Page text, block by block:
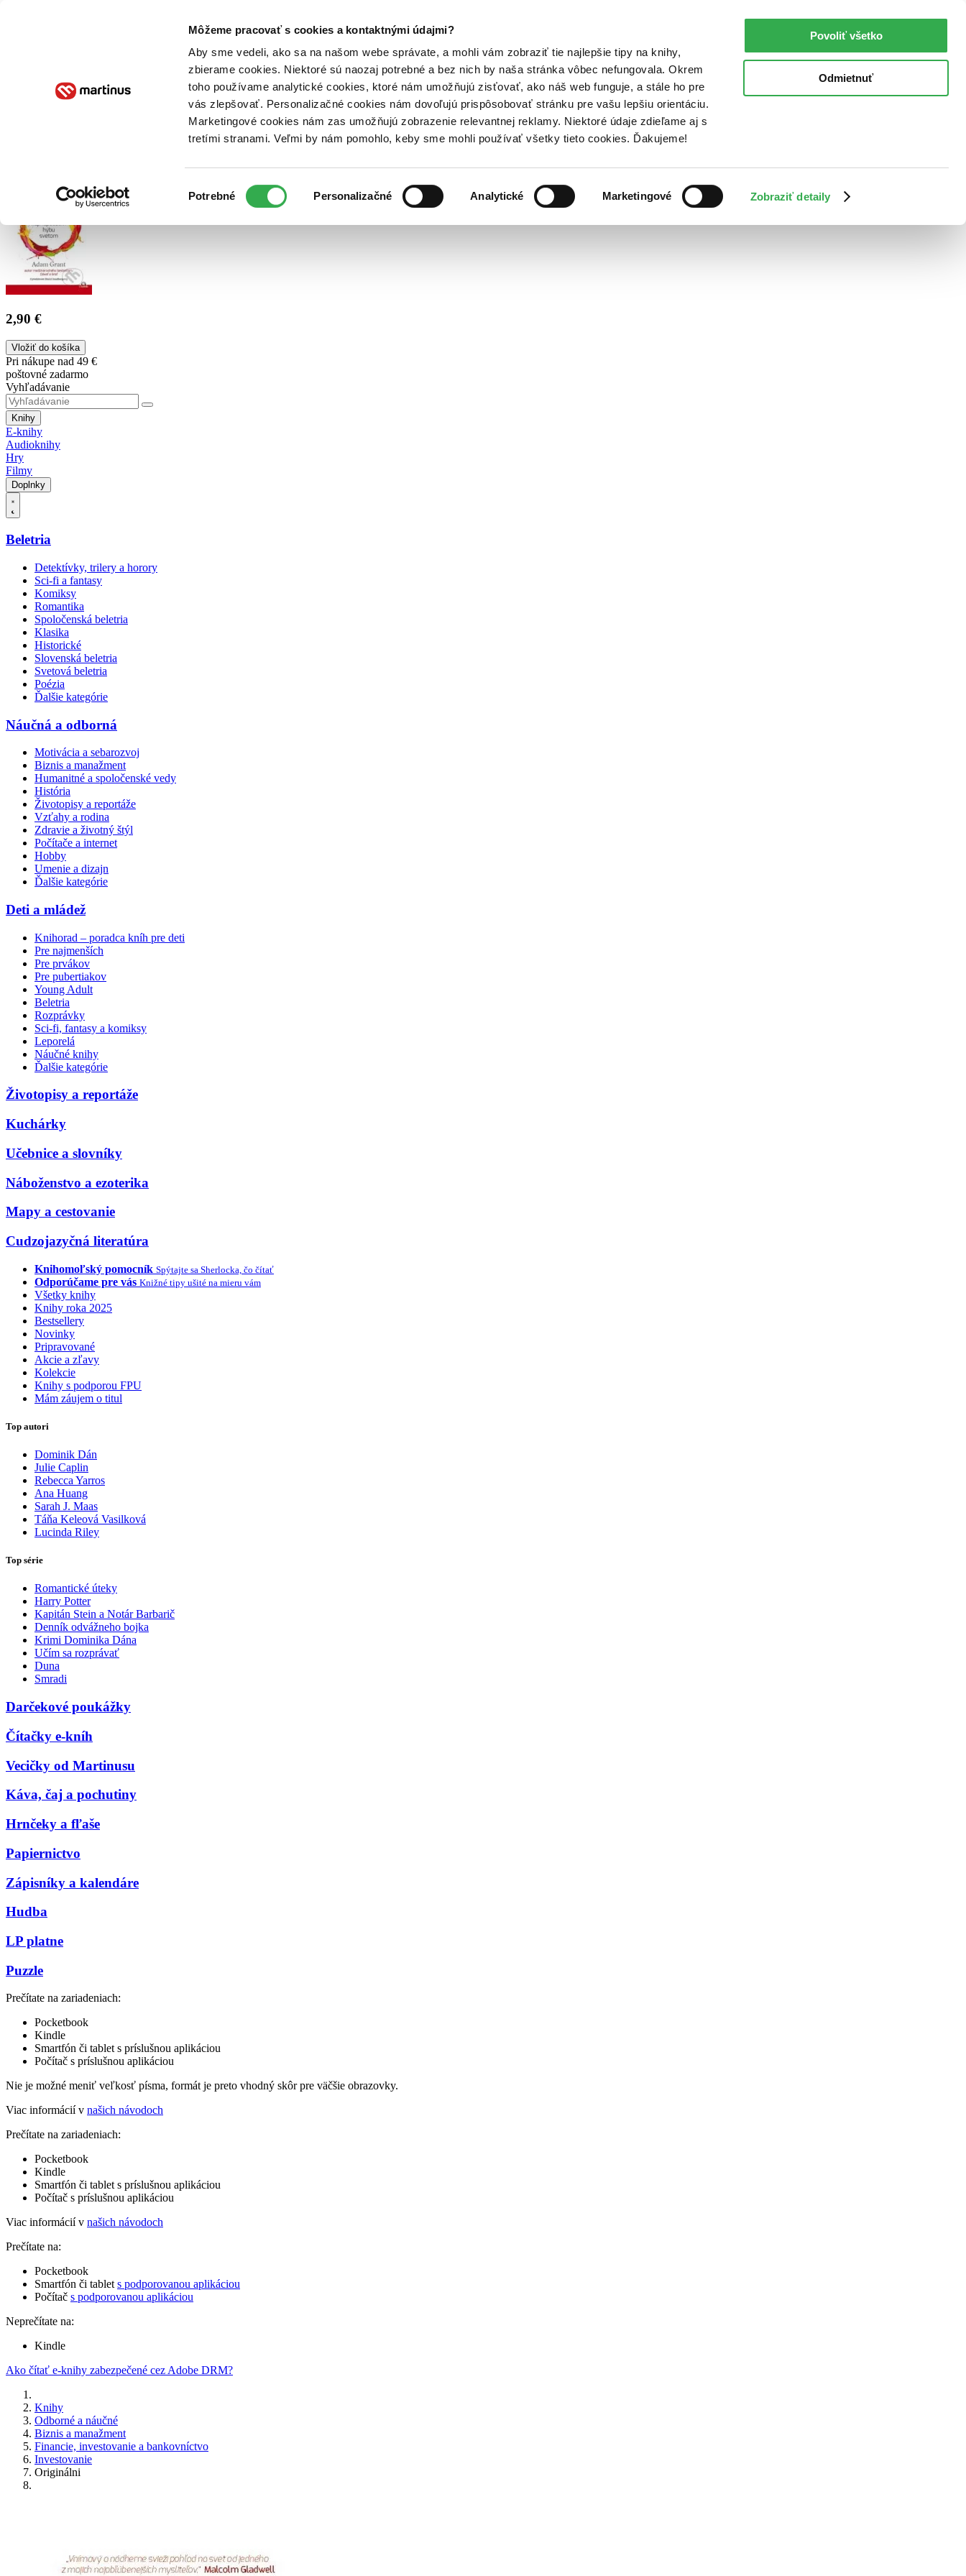
Môžeme pracovať s cookies a kontaktnými údajmi?
Aby sme vedeli, ako sa na našom webe správate, a mohli vám zobraziť tie najlepšie tipy na knihy,
zbierame cookies. Niektoré sú naozaj potrebné a bez nich by naša stránka vôbec nefungovala. Okrem
toho používame analytické cookies, ktoré nám umožňujú zisťovať, ako náš web funguje, a stále ho pre
vás zlepšovať. Personalizačné cookies nám dovoľujú prispôsobovať stránku pre vašu lepšiu orientáciu.
Marketingové cookies nám zas umožňujú zobrazenie relevantnej reklamy. Niektoré údaje zdieľame aj s
tretími stranami. Veľmi by nám pomohlo, keby sme mohli používať všetky tieto cookies. Ďakujeme!
súhlasu
Potrebné Personalizačné Analytické Marketingové Zobraziť detaily
Povoliť všetko
Odmietnuť
Poukážky Kontakt
2,90 €
Vložiť do košíka
Pri nákupe nad 49 €
poštovné zadarmo
Vyhľadávanie
Knihy
E-knihy
Audioknihy
Hry
Filmy
Doplnky
Beletria
Detektívky, trilery a horory
Sci-fi a fantasy
Komiksy
Romantika
Spoločenská beletria
Klasika
Historické
Slovenská beletria
Svetová beletria
Poézia
Ďalšie kategórie
Náučná a odborná
Motivácia a sebarozvoj
Biznis a manažment
Humanitné a spoločenské vedy
História
Životopisy a reportáže
Vzťahy a rodina
Zdravie a životný štýl
Počítače a internet
Hobby
Umenie a dizajn
Ďalšie kategórie
Deti a mládež
Knihorad – poradca kníh pre deti
Pre najmenších
Pre prvákov
Pre pubertiakov
Young Adult
Beletria
Rozprávky
Sci-fi, fantasy a komiksy
Leporelá
Náučné knihy
Ďalšie kategórie
Životopisy a reportáže
Kuchárky
Učebnice a slovníky
Náboženstvo a ezoterika
Mapy a cestovanie
Cudzojazyčná literatúra
Knihomoľský pomocník Spýtajte sa Sherlocka, čo čítať
Odporúčame pre vás Knižné tipy ušité na mieru vám
Všetky knihy
Knihy roka 2025
Bestsellery
Novinky
Pripravované
Akcie a zľavy
Kolekcie
Knihy s podporou FPU
Mám záujem o titul
Top autori
Dominik Dán
Julie Caplin
Rebecca Yarros
Ana Huang
Sarah J. Maas
Táňa Keleová Vasilková
Lucinda Riley
Top série
Romantické úteky
Harry Potter
Kapitán Stein a Notár Barbarič
Denník odvážneho bojka
Krimi Dominika Dána
Učím sa rozprávať
Duna
Smradi
Darčekové poukážky
Čítačky e-kníh
Vecičky od Martinusu
Káva, čaj a pochutiny
Hrnčeky a fľaše
Papiernictvo
Zápisníky a kalendáre
Hudba
LP platne
Puzzle
Prečítate na zariadeniach:
Pocketbook
Kindle
Smartfón či tablet s príslušnou aplikáciou
Počítač s príslušnou aplikáciou
Nie je možné meniť veľkosť písma, formát je preto vhodný skôr pre väčšie obrazovky.
Viac informácií v našich návodoch
Prečítate na zariadeniach:
Pocketbook
Kindle
Smartfón či tablet s príslušnou aplikáciou
Počítač s príslušnou aplikáciou
Viac informácií v našich návodoch
Prečítate na:
Pocketbook
Smartfón či tablet s podporovanou aplikáciou
Počítač s podporovanou aplikáciou
Neprečítate na:
Kindle
Ako čítať e-knihy zabezpečené cez Adobe DRM?
Knihy
Odborné a náučné
Biznis a manažment
Financie, investovanie a bankovníctvo
Investovanie
Originálni